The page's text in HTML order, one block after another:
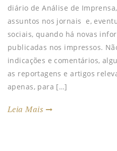
diário de Análise de
assuntos nos jornais e,
sociais, quando há novas
publicadas nos impressos.
indicações e comentários,
as reportagens e artigos
apenas, para […]
Leia Mais